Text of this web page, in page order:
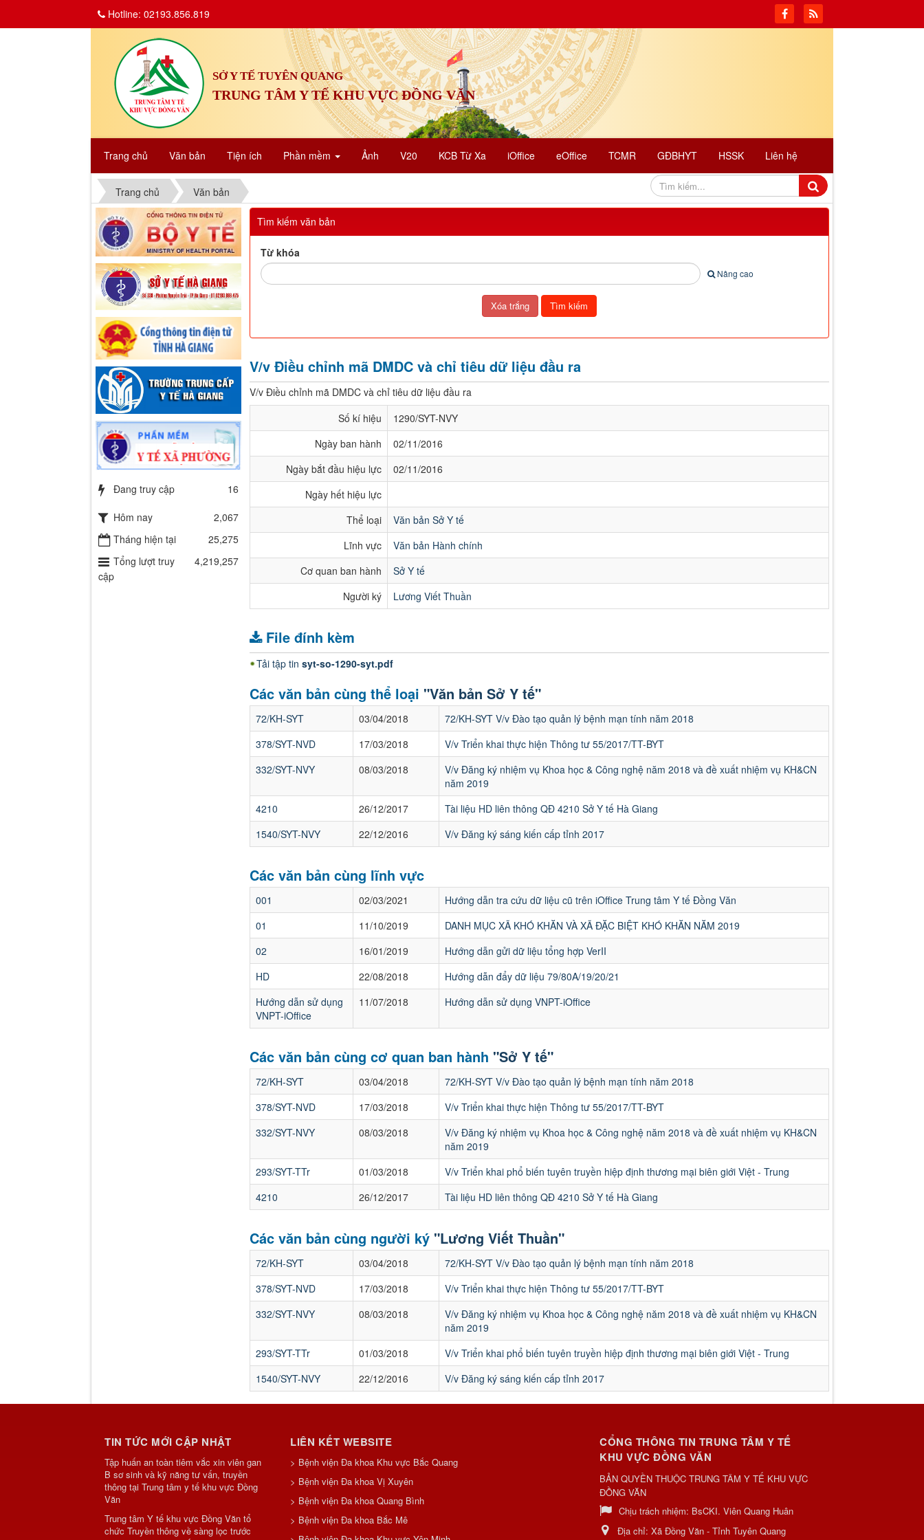
SỞ Y TẾ TUYÊN QUANG
TRUNG TÂM Y TẾ KHU VỰC ĐỒNG VĂN
Trang chủ Văn bản Tiện ích Phần mềm Ảnh V20 KCB Từ Xa iOffice eOffice TCMR GĐBHYT HSSK Liên hệ
Hotline: 02193.856.819
Trang chủ Văn bản
Tìm kiếm văn bản
Từ khóa
Nâng cao
V/v Điều chỉnh mã DMDC và chỉ tiêu dữ liệu đầu ra
V/v Điều chỉnh mã DMDC và chỉ tiêu dữ liệu đầu ra
Số kí hiệu
1290/SYT-NVY
Ngày ban hành
02/11/2016
Ngày bắt đầu hiệu lực
02/11/2016
Ngày hết hiệu lực
Thể loại
Văn bản Sở Y tế
Lĩnh vực
Văn bản Hành chính
Cơ quan ban hành
Sở Y tế
Người ký
Lương Viết Thuần
File đính kèm
Tải tập tin syt-so-1290-syt.pdf
Các văn bản cùng thể loại "Văn bản Sở Y tế"
72/KH-SYT 03/04/2018
72/KH-SYT V/v Đào tạo quản lý bệnh mạn tính năm 2018
378/SYT-NVD
17/03/2018
V/v Triển khai thực hiện Thông tư 55/2017/TT-BYT
332/SYT-NVY
08/03/2018
V/v Đăng ký nhiệm vụ Khoa học & Công nghệ năm 2018 và đề xuất nhiệm vụ KH&CN
năm 2019
4210
26/12/2017
Tài liệu HD liên thông QĐ 4210 Sở Y tế Hà Giang
1540/SYT-NVY
22/12/2016 V/v Đăng ký sáng kiến cấp tỉnh 2017
Các văn bản cùng lĩnh vực
001 02/03/2021
Hướng dẫn tra cứu dữ liệu cũ trên iOffice Trung tâm Y tế Đồng Văn
01
11/10/2019
DANH MỤC XÃ KHÓ KHĂN VÀ XÃ ĐẶC BIỆT KHÓ KHĂN NĂM 2019
02
16/01/2019
Hướng dẫn gửi dữ liệu tổng hợp VerII
HD
22/08/2018
Hướng dẫn đẩy dữ liệu 79/80A/19/20/21
Hướng dẫn sử dụng
VNPT-iOffice
11/07/2018 Hướng dẫn sử dụng VNPT-iOffice
Các văn bản cùng cơ quan ban hành "Sở Y tế"
72/KH-SYT 03/04/2018
72/KH-SYT V/v Đào tạo quản lý bệnh mạn tính năm 2018
378/SYT-NVD
17/03/2018
V/v Triển khai thực hiện Thông tư 55/2017/TT-BYT
332/SYT-NVY
08/03/2018
V/v Đăng ký nhiệm vụ Khoa học & Công nghệ năm 2018 và đề xuất nhiệm vụ KH&CN
năm 2019
293/SYT-TTr
01/03/2018
V/v Triển khai phổ biến tuyên truyền hiệp định thương mại biên giới Việt - Trung
4210
26/12/2017 Tài liệu HD liên thông QĐ 4210 Sở Y tế Hà Giang
Các văn bản cùng người ký "Lương Viết Thuần"
72/KH-SYT 03/04/2018
72/KH-SYT V/v Đào tạo quản lý bệnh mạn tính năm 2018
378/SYT-NVD
17/03/2018
V/v Triển khai thực hiện Thông tư 55/2017/TT-BYT
332/SYT-NVY
08/03/2018
V/v Đăng ký nhiệm vụ Khoa học & Công nghệ năm 2018 và đề xuất nhiệm vụ KH&CN
năm 2019
293/SYT-TTr
01/03/2018
V/v Triển khai phổ biến tuyên truyền hiệp định thương mại biên giới Việt - Trung
1540/SYT-NVY
22/12/2016 V/v Đăng ký sáng kiến cấp tỉnh 2017
Đang truy cập 16
Hôm nay
2,067
Tháng hiện tại
25,275
Tổng lượt truy
cập
4,219,257
TIN TỨC MỚI CẬP NHẬT
Tập huấn an toàn tiêm vắc xin viên gan
B sơ sinh và kỹ năng tư vấn, truyền
thông tại Trung tâm y tế khu vực Đồng
Văn
Trung tâm Y tế khu vực Đồng Văn tổ
chức Truyền thông về sàng lọc trước
LIÊN KẾT WEBSITE
> Bệnh viện Đa khoa Khu vực Bắc Quang
> Bệnh viện Đa khoa Vị Xuyên
> Bệnh viện Đa khoa Quang Bình
> Bệnh viện Đa khoa Bắc Mê
CỔNG THÔNG TIN TRUNG TÂM Y TẾ
KHU VỰC ĐỒNG VĂN
BẢN QUYỀN THUỘC TRUNG TÂM Y TẾ KHU VỰC
ĐỒNG VĂN
Chịu trách nhiệm: BsCKI. Viên Quang Huân
Địa chỉ: Xã Đồng Văn - Tỉnh Tuyên Quang